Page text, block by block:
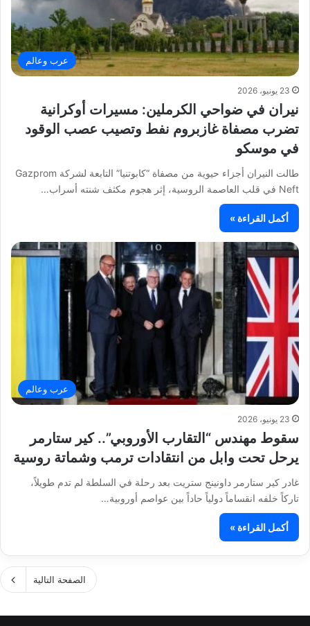
عرب وعالم
23 يونيو، 2026
نيران في ضواحي الكرملين: مسيرات أوكرانية
تضرب مصفاة غازبروم نفط وتصيب عصب الوقود
في موسكو
طالت النيران أجزاء حيوية من مصفاة “كابوتنيا” التابعة لشركة Gazprom
Neft في قلب العاصمة الروسية، إثر هجوم مكثف شنته أسراب…
أكمل القراءة »
عرب وعالم
23 يونيو، 2026
سقوط مهندس “التقارب الأوروبي”.. كير ستارمر
يرحل تحت وابل من انتقادات ترمب وشماتة روسية
غادر كير ستارمر داونينج ستريت بعد رحلة في السلطة لم تدم طويلاً،
تاركاً خلفه انقساماً دولياً حاداً بين عواصم أوروبية…
أكمل القراءة »
الصفحة التالية